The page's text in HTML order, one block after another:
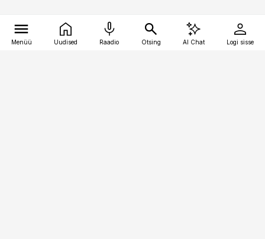
Menüü Uudised Raadio Otsing AI Chat Logi sisse